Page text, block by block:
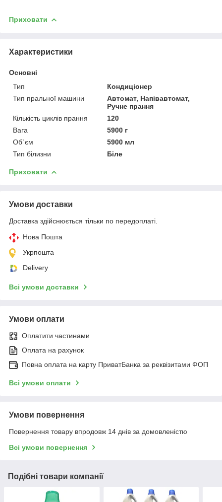
Приховати
Характеристики
Основні
Тип
Кондиціонер
Тип пральної машини
Автомат, Напівавтомат,
Ручне прання
Кількість циклів прання
120
Вага
5900 г
Об`єм
5900 мл
Тип білизни
Біле
Приховати
Умови доставки
Доставка здійснюється тільки по передоплаті.
Нова Пошта
Укрпошта
Delivery
Всі умови доставки
Умови оплати
Оплатити частинами
Оплата на рахунок
Повна оплата на карту ПриватБанка за реквізитами ФОП
Всі умови оплати
Умови повернення
Повернення товару впродовж 14 днів за домовленістю
Всі умови повернення
Подібні товари компанії